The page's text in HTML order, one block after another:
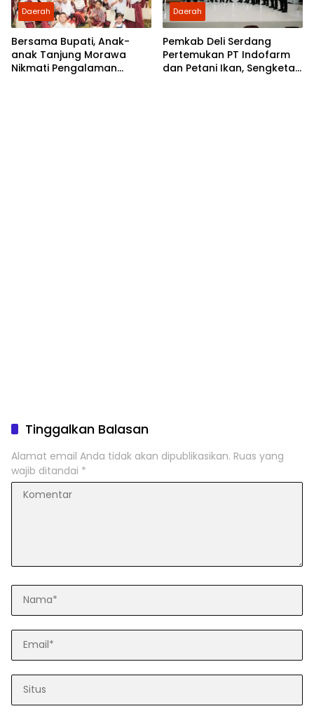
Daerah
Bersama Bupati, Anak-
anak Tanjung Morawa
Nikmati Pengalaman
Daerah
Pemkab Deli Serdang
Pertemukan PT Indofarm
dan Petani Ikan, Sengketa
Tinggalkan Balasan
Alamat email Anda tidak akan dipublikasikan. Ruas yang
wajib ditandai *